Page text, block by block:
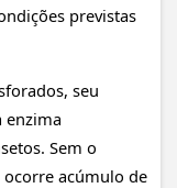
previstas
seu
enzima
Sem o
acúmulo de